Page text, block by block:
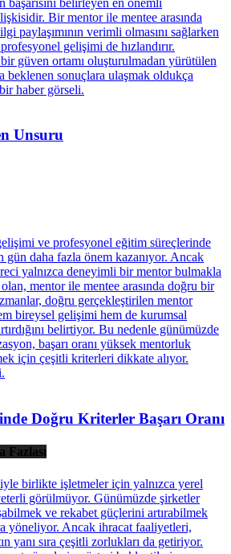
Unsuru
Doğru Kriterler Başarı Oranı
Fazlası